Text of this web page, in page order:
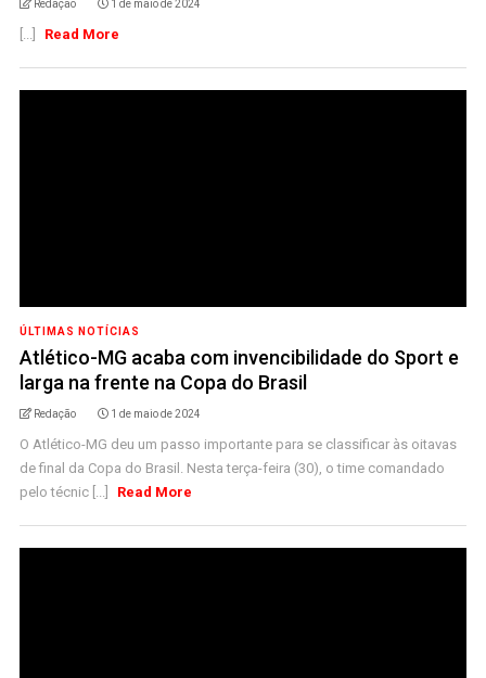
Redação 1 de maio de 2024
[...] Read More
ÚLTIMAS NOTÍCIAS
Atlético-MG acaba com invencibilidade do Sport e
larga na frente na Copa do Brasil
Redação 1 de maio de 2024
O Atlético-MG deu um passo importante para se classificar às oitavas
de final da Copa do Brasil. Nesta terça-feira (30), o time comandado
pelo técnic [...]
Read More